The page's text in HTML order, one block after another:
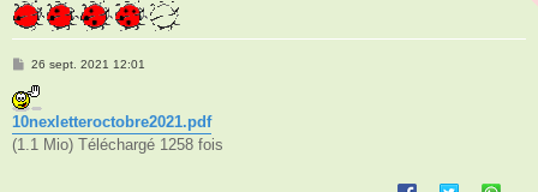
M
s
s
a
g
e
26 sept. 2021 12:01
10nexletteroctobre2021.pdf
(1.1 Mio) Téléchargé 1258 fois